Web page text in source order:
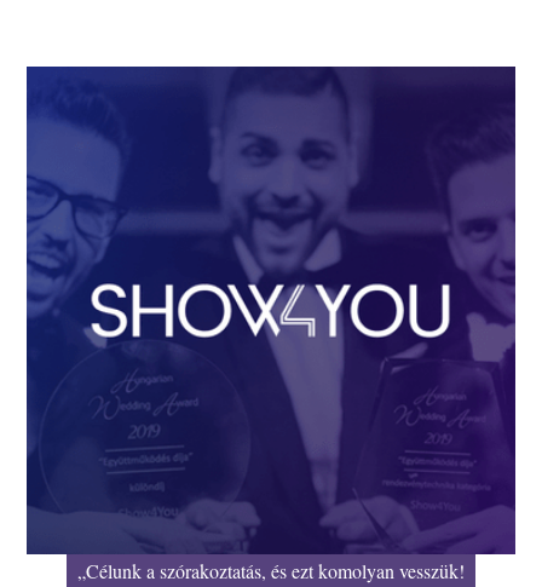
„Célunk a szórakoztatás, és ezt komolyan vesszük!